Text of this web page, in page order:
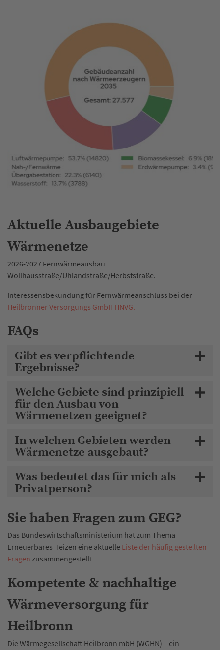
Aktuelle Ausbaugebiete
Wärmenetze
2026-2027 Fernwärmeausbau
Wollhausstraße/Uhlandstraße/Herbststraße.
Interessensbekundung für Fernwärmeanschluss bei der
Heilbronner Versorgungs GmbH HNVG.
FAQs
Gibt es verpflichtende
Ergebnisse?
Welche Gebiete sind prinzipiell
für den Ausbau von
Wärmenetzen geeignet?
In welchen Gebieten werden
Wärmenetze ausgebaut?
Was bedeutet das für mich als
Privatperson?
Sie haben Fragen zum GEG?
Das Bundeswirtschaftsministerium hat zum Thema
Erneuerbares Heizen eine aktuelle Liste der häufig gestellten
Fragen zusammengestellt.
Kompetente & nachhaltige
Wärmeversorgung für
Heilbronn
Die Wärmegesellschaft Heilbronn mbH (WGHN) – ein